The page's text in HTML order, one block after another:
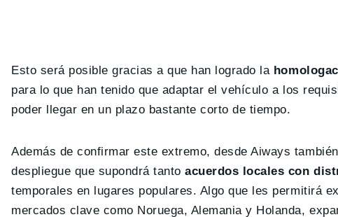
Esto será posible gracias a que han logrado la
para lo que han tenido que adaptar el vehículo a los
poder llegar en un plazo bastante corto de tiempo.
Además de confirmar este extremo, desde Aiways
despliegue que supondrá tantoacuerdos locales con
temporales en lugares populares. Algo que les permitirá
mercados clave como Noruega, Alemania y Holanda,